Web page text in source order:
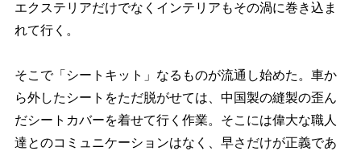
エクステリアだけでなくインテリアもその渦に巻き込ま
れて行く。
そこで「シートキット」なるものが流通し始めた。車か
ら外したシートをただ脱がせては、中国製の縫製の歪ん
だシートカバーを着せて行く作業。そこには偉大な職人
達とのコミュニケーションはなく、早さだけが正義であ